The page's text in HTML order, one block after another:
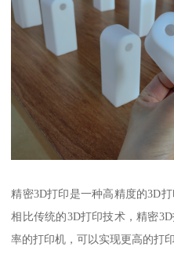
精密3D打印是一种高精度的3D
相比传统的3D打印技术，精密
率的打印机，可以实现更高的打